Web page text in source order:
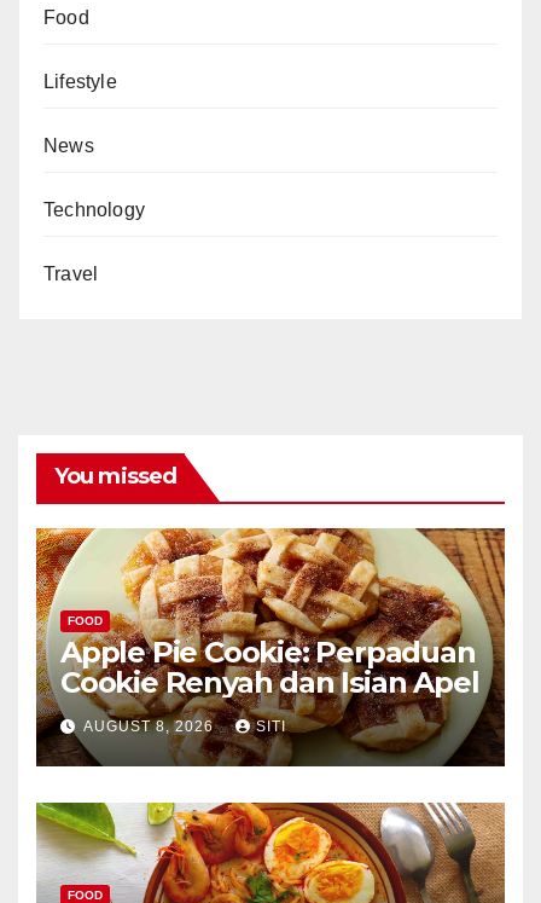
Food
Lifestyle
News
Technology
Travel
You missed
FOOD
Apple Pie Cookie: Perpaduan
Cookie Renyah dan Isian Apel
AUGUST 8, 2026 SITI
FOOD